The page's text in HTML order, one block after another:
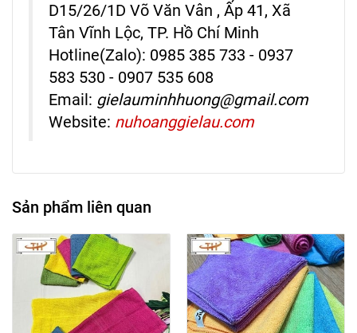
D15/26/1D Võ Văn Vân , Ấp 41, Xã
Tân Vĩnh Lộc, TP. Hồ Chí Minh
Hotline(Zalo): 0985 385 733 - 0937
583 530 - 0907 535 608
Email: gielauminhhuong@gmail.com
Website: nuhoanggielau.com
Sản phẩm liên quan